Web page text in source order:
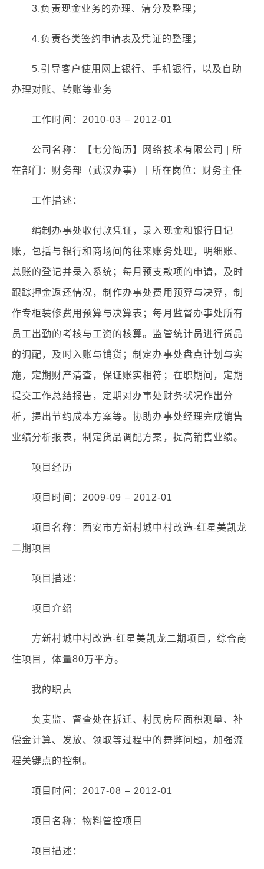
3.负责现金业务的办理、清分及整理；
4.负责各类签约申请表及凭证的整理；
5.引导客户使用网上银行、手机银行，以及自助
办理对账、转账等业务
工作时间：2010-03 – 2012-01
公司名称：【七分简历】网络技术有限公司 | 所
在部门：财务部（武汉办事） | 所在岗位：财务主任
工作描述：
编制办事处收付款凭证，录入现金和银行日记
账，包括与银行和商场间的往来账务处理，明细账、
总账的登记并录入系统；每月预支款项的申请，及时
跟踪押金返还情况，制作办事处费用预算与决算，制
作专柜装修费用预算与决算表；每月监督办事处所有
员工出勤的考核与工资的核算。监管统计员进行货品
的调配，及时入账与销货；制定办事处盘点计划与实
施，定期财产清查，保证账实相符；在职期间，定期
提交工作总结报告，定期对办事处财务状况作出分
析，提出节约成本方案等。协助办事处经理完成销售
业绩分析报表，制定货品调配方案，提高销售业绩。
项目经历
项目时间：2009-09 – 2012-01
项目名称：西安市方新村城中村改造-红星美凯龙
二期项目
项目描述：
项目介绍
方新村城中村改造-红星美凯龙二期项目，综合商
住项目，体量80万平方。
我的职责
负责监、督查处在拆迁、村民房屋面积测量、补
偿金计算、发放、领取等过程中的舞弊问题，加强流
程关键点的控制。
项目时间：2017-08 – 2012-01
项目名称：物料管控项目
项目描述：